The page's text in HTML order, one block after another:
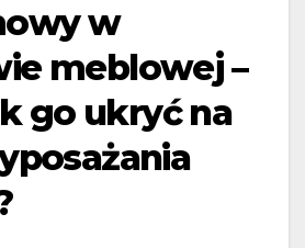
w
meblowej –
go ukryć na